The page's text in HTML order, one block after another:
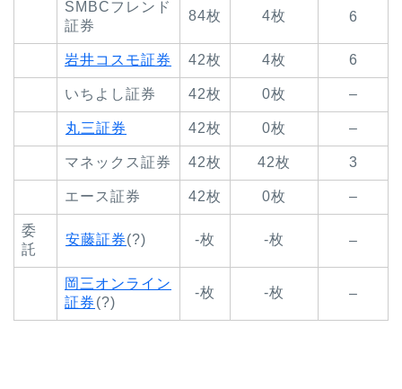
SMBCフレンド
証券
84枚 4枚 6
岩井コスモ証券 42枚 4枚 6
いちよし証券 42枚 0枚 –
丸三証券 42枚 0枚 –
マネックス証券 42枚 42枚 3
エース証券 42枚 0枚 –
委
託
安藤証券(?) -枚 -枚 –
岡三オンライン
証券 (?)
-枚 -枚 –